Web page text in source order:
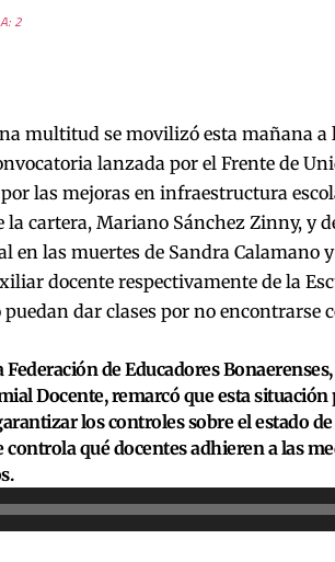
2
multitud se movilizó esta mañana a
lanzada por el Frente de
las mejoras en infraestructura
cartera, Mariano Sánchez Zinny, y
en las muertes de Sandra Calamano
docente respectivamente de la
dar clases por no encontrarse
de Educadores
Docente, remarcó que esta situación
los controles sobre el estado de
qué docentes adhieren a las